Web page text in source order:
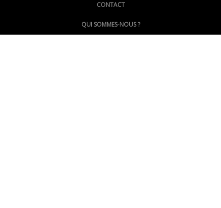
CONTACT
QUI SOMMES-NOUS ?